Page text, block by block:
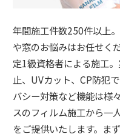
年間施工件数250件以上
や窓のお悩みはお任せく
定⁡⁡1級資格者による施工
止、UVカット、CP防犯
バシー対策など機能は様
スのフィルム施工から一
をご提供いたします。ま